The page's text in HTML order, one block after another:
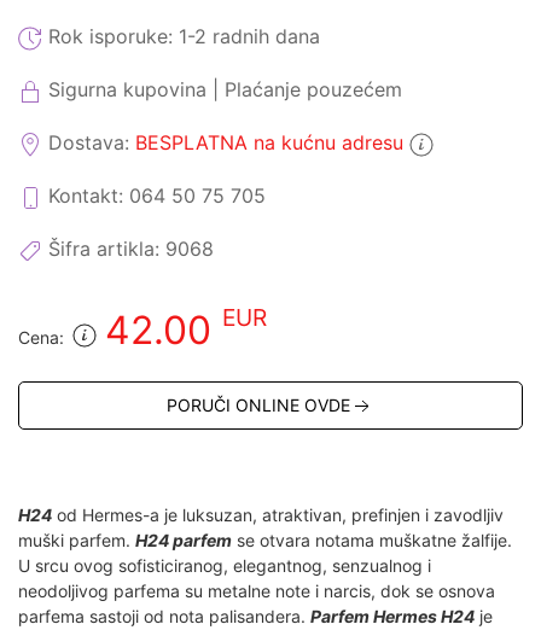
Rok isporuke: 1-2 radnih dana
Sigurna kupovina | Plaćanje pouzećem
Dostava: BESPLATNA na kućnu adresu
Kontakt: 064 50 75 705
Šifra artikla: 9068
Cena: 42.00 EUR
PORUČI ONLINE OVDE
H24 od Hermes-a je luksuzan, atraktivan, prefinjen i zavodljiv
muški parfem. H24 parfem se otvara notama muškatne žalfije.
U srcu ovog sofisticiranog, elegantnog, senzualnog i
neodoljivog parfema su metalne note i narcis, dok se osnova
parfema sastoji od nota palisandera. Parfem Hermes H24 je